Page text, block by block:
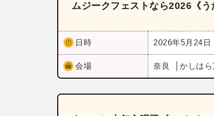
ムジークフェストなら2026《う
日時 2026年5月24日
会場 奈良 かしは